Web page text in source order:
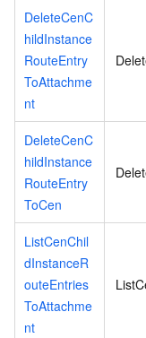
DeleteCenC
hildInstance
RouteEntry
ToAttachme
nt
DeleteCenC
hildInstance
RouteEntry
ToCen
ListCenChil
dInstanceR
outeEntries
ToAttachme
nt